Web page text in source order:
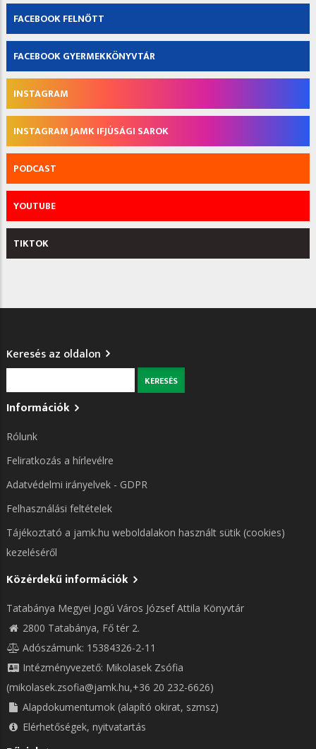
FACEBOOK FELNŐTT
FACEBOOK GYERMEKKÖNYVTÁR
INSTAGRAM
INSTAGRAM JAMK IFJÚSÁGI SAROK
PODCAST
YOUTUBE
TIKTOK
Keresés az oldalon
Információk
Rólunk
Feliratkozás a hírlevélre
Adatvédelmi irányelvek - GDPR
Felhasználási feltételek
Tájékoztató a jamk.hu weboldalakon használt sütik (cookies)
kezeléséről
Közérdekű információk
Tatabánya Megyei Jogú Város József Attila Könyvtár
2800 Tatabánya, Fő tér 2.
Adószámunk: 15384326-2-11
Intézményvezető: Mikolasek Zsófia
(mikolasek.zsofia@jamk.hu,+36 20 232-6626)
Alapdokumentumok (alapító okirat, szmsz)
Elérhetőségek, nyitvatartás